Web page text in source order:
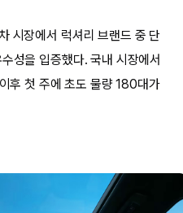
시장에서 럭셔리 브랜드 중 단
성을 입증했다. 국내 시장에서
후 첫 주에 초도 물량 180대가